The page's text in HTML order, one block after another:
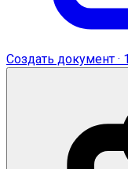
Создать документ ·